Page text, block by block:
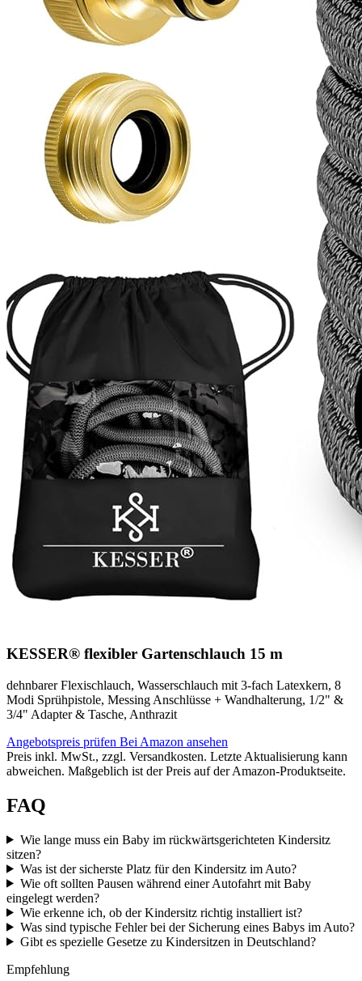
KESSER® flexibler Gartenschlauch 15 m
dehnbarer Flexischlauch, Wasserschlauch mit 3-fach Latexkern, 8
Modi Sprühpistole, Messing Anschlüsse + Wandhalterung, 1/2" &
3/4" Adapter & Tasche, Anthrazit
Angebotspreis prüfen Bei Amazon ansehen
Preis inkl. MwSt., zzgl. Versandkosten. Letzte Aktualisierung kann
abweichen. Maßgeblich ist der Preis auf der Amazon-Produktseite.
FAQ
Wie lange muss ein Baby im rückwärtsgerichteten Kindersitz
sitzen?
Was ist der sicherste Platz für den Kindersitz im Auto?
Wie oft sollten Pausen während einer Autofahrt mit Baby
eingelegt werden?
Wie erkenne ich, ob der Kindersitz richtig installiert ist?
Was sind typische Fehler bei der Sicherung eines Babys im Auto?
Gibt es spezielle Gesetze zu Kindersitzen in Deutschland?
Empfehlung